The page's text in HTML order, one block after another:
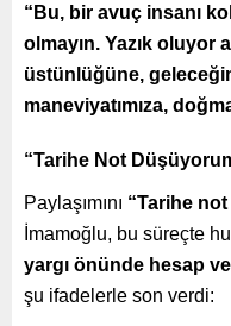
“Bu, bir avuç insanı
olmayın. Yazık oluyor
üstünlüğüne,
maneviyatımıza,
“Tarihe Not
Paylaşımını “Tarihe
İmamoğlu, bu süreçte
yargı önünde hesap
şu ifadelerle son verdi: